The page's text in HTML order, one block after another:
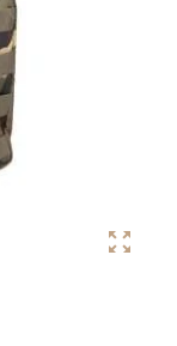
zoom_out_map